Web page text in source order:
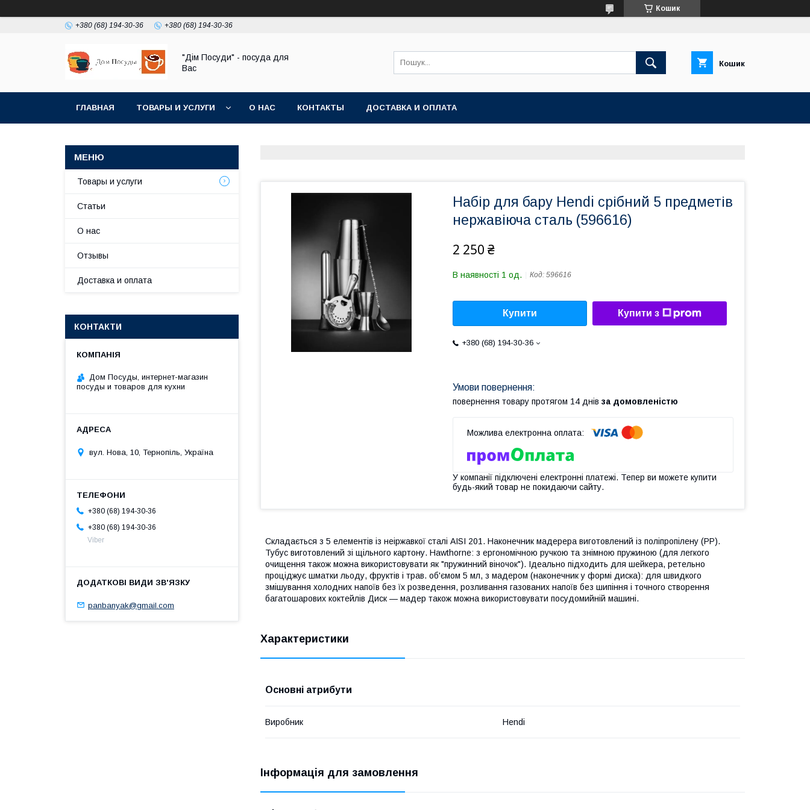
Кошик
+380 (68) 194-30-36 +380 (68) 194-30-36
"Дім Посуди" - посуда для
Вас
Кошик
ГЛАВНАЯ ТОВАРЫ И УСЛУГИ О НАС КОНТАКТЫ ДОСТАВКА И ОПЛАТА
Набір для бару Hendi срібний 5 предметів
нержавіюча сталь (596616)
2 250 ₴
В наявності 1 од. Код: 596616
Купити Купити з
+380 (68) 194-30-36
повернення товару протягом 14 днів за домовленістю
У компанії підключені електронні платежі. Тепер ви можете купити
будь-який товар не покидаючи сайту.
Складається з 5 елементів із неіржавкої сталі AISI 201. Наконечник мадерера виготовлений із поліпропілену (PP).
Тубус виготовлений зі щільного картону. Hawthorne: з ергономічною ручкою та знімною пружиною (для легкого
очищення також можна використовувати як "пружинний віночок"). Ідеально підходить для шейкера, ретельно
проціджує шматки льоду, фруктів і трав. об'ємом 5 мл, з мадером (наконечник у формі диска): для швидкого
змішування холодних напоїв без їх розведення, розливання газованих напоїв без шипіння і точного створення
багатошарових коктейлів Диск — мадер також можна використовувати посудомийній машині.
Характеристики
Основні атрибути
Виробник Hendi
Інформація для замовлення
Товары и услуги
Статьи
О нас
Отзывы
Доставка и оплата
КОНТАКТИ
Дом Посуды, интернет-магазин
посуды и товаров для кухни
вул. Нова, 10, Тернопіль, Україна
+380 (68) 194-30-36
+380 (68) 194-30-36
Viber
panbanyak@gmail.com